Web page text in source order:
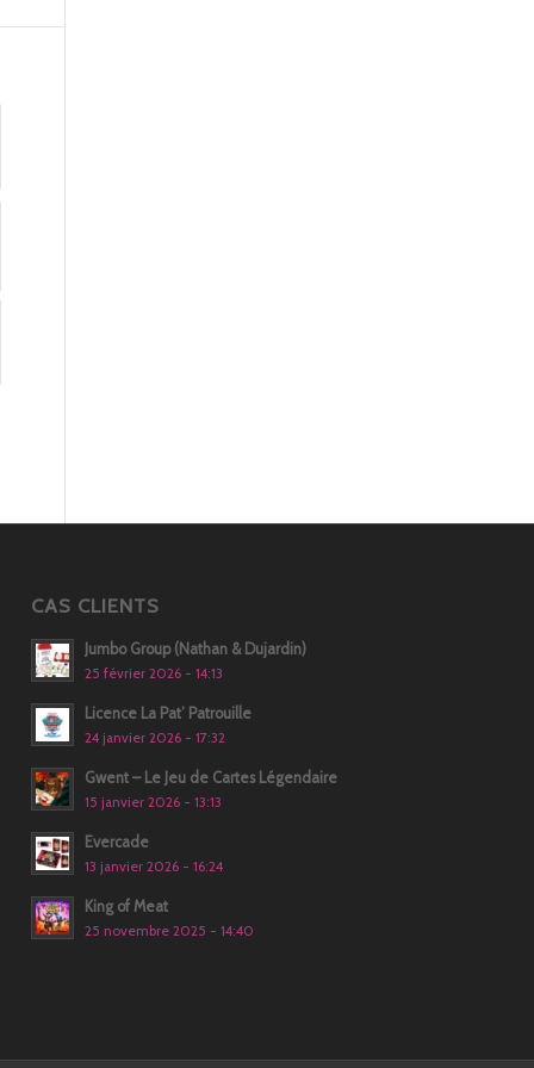
CAS CLIENTS
Jumbo Group (Nathan & Dujardin)
25 février 2026 - 14:13
Licence La Pat’ Patrouille
24 janvier 2026 - 17:32
Gwent – Le Jeu de Cartes Légendaire
15 janvier 2026 - 13:13
Evercade
13 janvier 2026 - 16:24
King of Meat
25 novembre 2025 - 14:40